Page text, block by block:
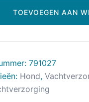
TOEVOEGEN AAN
791027
Hond,